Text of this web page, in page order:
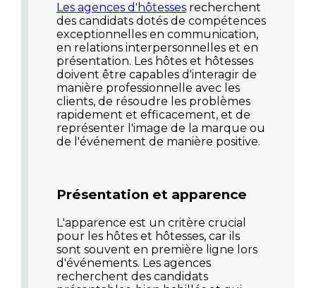
Les agences d'hôtesses recherchent
des candidats dotés de compétences
exceptionnelles en communication,
en relations interpersonnelles et en
présentation. Les hôtes et hôtesses
doivent être capables d'interagir de
manière professionnelle avec les
clients, de résoudre les problèmes
rapidement et efficacement, et de
représenter l'image de la marque ou
de l'événement de manière positive.
Présentation et apparence
L'apparence est un critère crucial
pour les hôtes et hôtesses, car ils
sont souvent en première ligne lors
d'événements. Les agences
recherchent des candidats